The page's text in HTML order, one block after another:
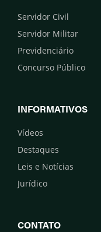
Servidor Civil
Servidor Militar
Previdenciário
Concurso Público
INFORMATIVOS
Vídeos
Destaques
Leis e Notícias
Jurídico
CONTATO